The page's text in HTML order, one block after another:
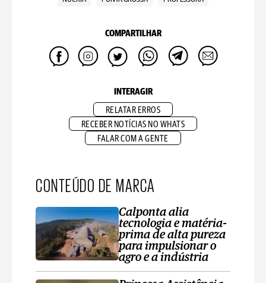
COMPARTILHAR
INTERAGIR
RELATAR ERROS
RECEBER NOTÍCIAS NO WHATS
FALAR COM A GENTE
CONTEÚDO DE MARCA
Calponta alia
tecnologia e matéria-
prima de alta pureza
para impulsionar o
agro e a indústria